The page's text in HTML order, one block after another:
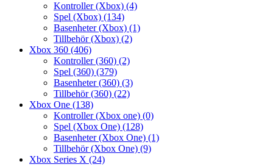
Kontroller (Xbox) (4)
Spel (Xbox) (134)
Basenheter (Xbox) (1)
Tillbehör (Xbox) (2)
Xbox 360 (406)
Kontroller (360) (2)
Spel (360) (379)
Basenheter (360) (3)
Tillbehör (360) (22)
Xbox One (138)
Kontroller (Xbox one) (0)
Spel (Xbox One) (128)
Basenheter (Xbox One) (1)
Tillbehör (Xbox One) (9)
Xbox Series X (24)